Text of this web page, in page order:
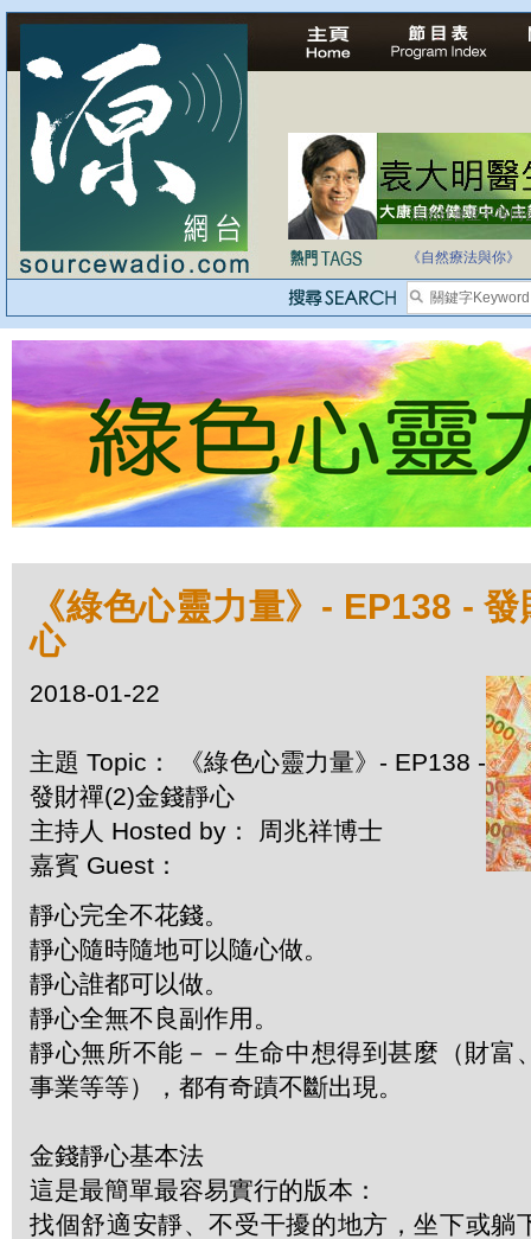
法治社會並不等同
自家教育合法化-
《自然療法與你》
《綠色心靈力量》- EP138 -
心
2018-01-22
主題 Topic： 《綠色心靈力量》- EP138 -
發財禪(2)金錢靜心
主持人 Hosted by： 周兆祥博士
嘉賓 Guest：
靜心完全不花錢。
靜心隨時隨地可以隨心做。
靜心誰都可以做。
靜心全無不良副作用。
靜心無所不能－－生命中想得到甚麼（財富
事業等等），都有奇蹟不斷出現。
金錢靜心基本法
這是最簡單最容易實行的版本：
找個舒適安靜、不受干擾的地方，坐下或躺